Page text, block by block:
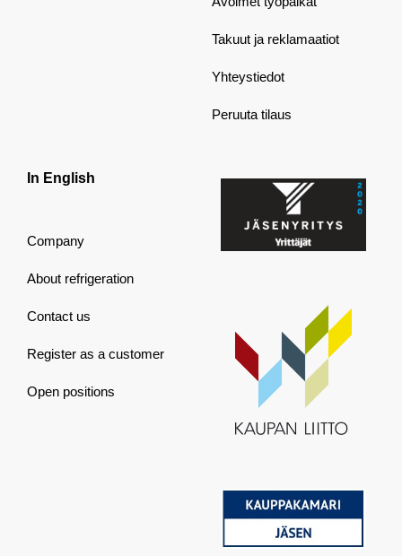
Takuut ja reklamaatiot
Yhteystiedot
Peruuta tilaus
In English
Company
About refrigeration
Contact us
Register as a customer
Open positions